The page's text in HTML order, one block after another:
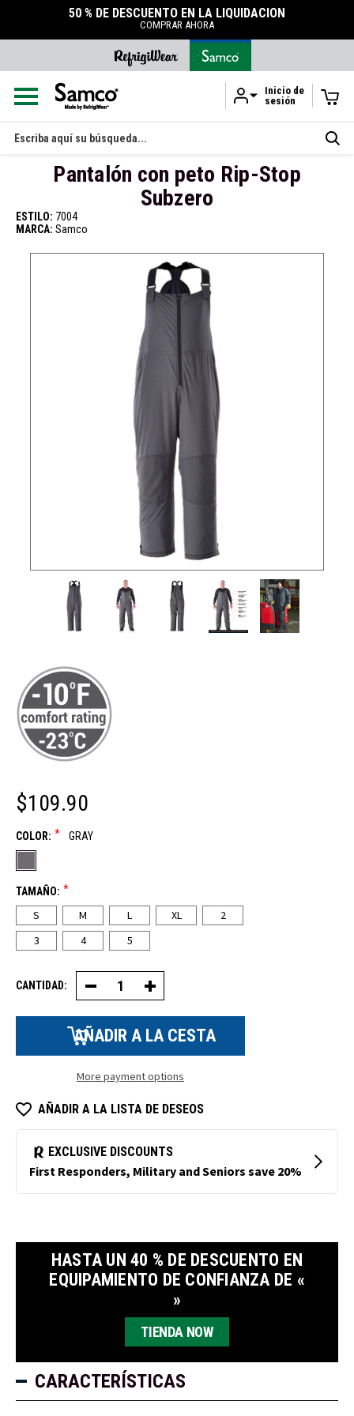
Ir al contenido principal
50 % DE DESCUENTO EN LA LIQUIDACIÓN
COMPRAR AHORA
Inicio de
sesión
Buscar
en
Pantalón con peto Rip-Stop
Subzero
ESTILO: 7004
MARCA: Samco
$109.90
COLOR: * GRAY
TAMAÑO: *
S M L XL
2
3
4 5
CANTIDAD: Disminuir
la
cantidad
de
pantalones
peto
Stop
Aumentar
la
cantidad
pantalones
peto
Stop
More payment options
AÑADIR A LA LISTA DE DESEOS
HASTA UN 40 % DE DESCUENTO EN
EQUIPAMIENTO DE CONFIANZA DE «
»
TIENDA NOW
CARACTERÍSTICAS